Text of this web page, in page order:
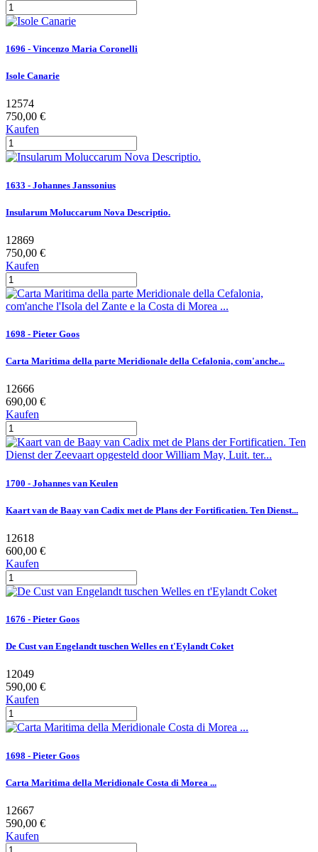
1696 - Vincenzo Maria Coronelli
Isole Canarie
12574
750,00 €
Kaufen
1633 - Johannes Janssonius
Insularum Moluccarum Nova Descriptio.
12869
750,00 €
Kaufen
1698 - Pieter Goos
Carta Maritima della parte Meridionale della Cefalonia, com'anche...
12666
690,00 €
Kaufen
1700 - Johannes van Keulen
Kaart van de Baay van Cadix met de Plans der Fortificatien. Ten Dienst...
12618
600,00 €
Kaufen
1676 - Pieter Goos
De Cust van Engelandt tuschen Welles en t'Eylandt Coket
12049
590,00 €
Kaufen
1698 - Pieter Goos
Carta Maritima della Meridionale Costa di Morea ...
12667
590,00 €
Kaufen